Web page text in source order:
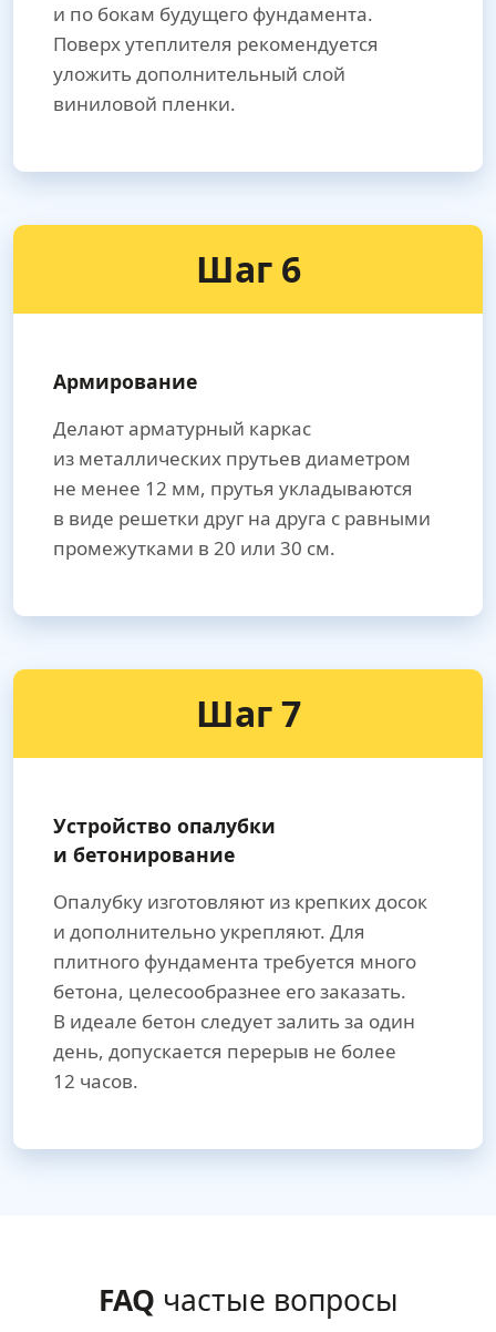
и по бокам будущего фундамента.
Поверх утеплителя рекомендуется
уложить дополнительный слой
виниловой пленки.
Шаг 6
Армирование
Делают арматурный каркас
из металлических прутьев диаметром
не менее 12 мм, прутья укладываются
в виде решетки друг на друга с равными
промежутками в 20 или 30 см.
Шаг 7
Устройство опалубки
и бетонирование
Опалубку изготовляют из крепких досок
и дополнительно укрепляют. Для
плитного фундамента требуется много
бетона, целесообразнее его заказать.
В идеале бетон следует залить за один
день, допускается перерыв не более
12 часов.
FAQ частые вопросы